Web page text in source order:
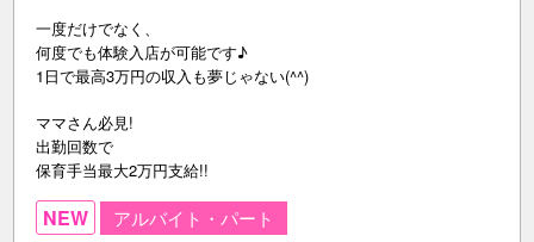
一度だけでなく、
何度でも体験入店が可能です♪
1日で最高3万円の収入も夢じゃない(^^)
ママさん必見!
出勤回数で
保育手当最大2万円支給!!
NEW アルバイト・パート